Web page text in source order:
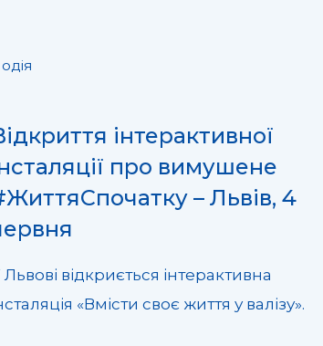
інтерактивної
про вимушене
– Львів, 4
Львові відкриється інтерактивна
«Вмісти своє життя у валізу».